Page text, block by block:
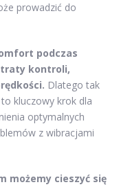
prowadzić do
podczas
kontroli,
Dlatego tak
kluczowy krok dla
optymalnych
z wibracjami
możemy cieszyć się